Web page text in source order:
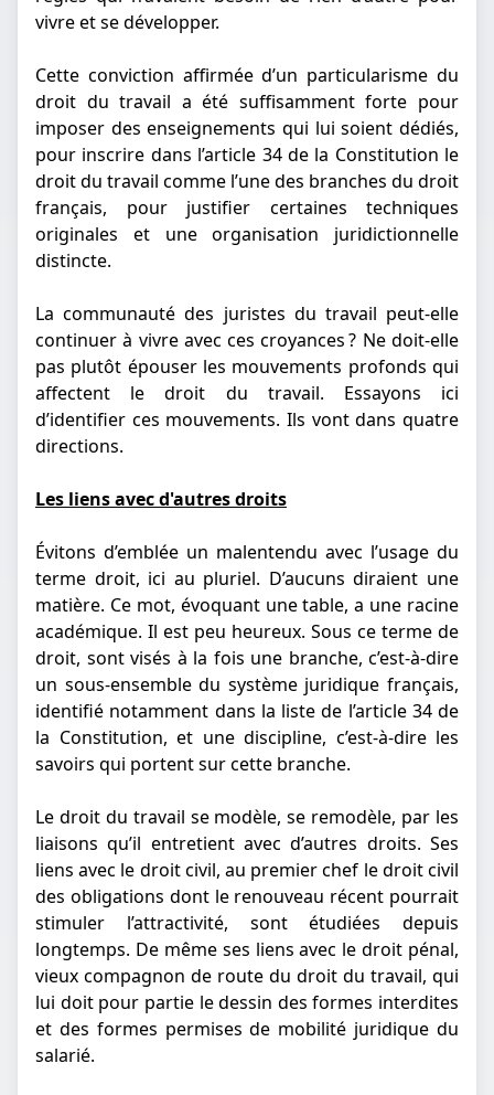
vivre et se développer.
Cette conviction affirmée d’un particularisme du
droit du travail a été suffisamment forte pour
imposer des enseignements qui lui soient dédiés,
pour inscrire dans l’article 34 de la Constitution le
droit du travail comme l’une des branches du droit
français, pour justifier certaines techniques
originales et une organisation juridictionnelle
distincte.
La communauté des juristes du travail peut-elle
continuer à vivre avec ces croyances ? Ne doit-elle
pas plutôt épouser les mouvements profonds qui
affectent le droit du travail. Essayons ici
d’identifier ces mouvements. Ils vont dans quatre
directions.
Les liens avec d'autres droits
Évitons d’emblée un malentendu avec l’usage du
terme droit, ici au pluriel. D’aucuns diraient une
matière. Ce mot, évoquant une table, a une racine
académique. Il est peu heureux. Sous ce terme de
droit, sont visés à la fois une branche, c’est-à-dire
un sous-ensemble du système juridique français,
identifié notamment dans la liste de l’article 34 de
la Constitution, et une discipline, c’est-à-dire les
savoirs qui portent sur cette branche.
Le droit du travail se modèle, se remodèle, par les
liaisons qu’il entretient avec d’autres droits. Ses
liens avec le droit civil, au premier chef le droit civil
des obligations dont le renouveau récent pourrait
stimuler l’attractivité, sont étudiées depuis
longtemps. De même ses liens avec le droit pénal,
vieux compagnon de route du droit du travail, qui
lui doit pour partie le dessin des formes interdites
et des formes permises de mobilité juridique du
salarié.